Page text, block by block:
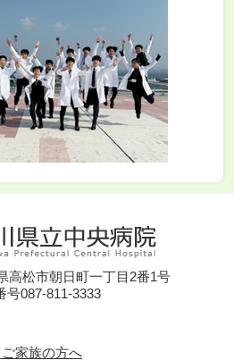
高松市朝日町一丁目2番1号
号087-811-3333
家族の方へ